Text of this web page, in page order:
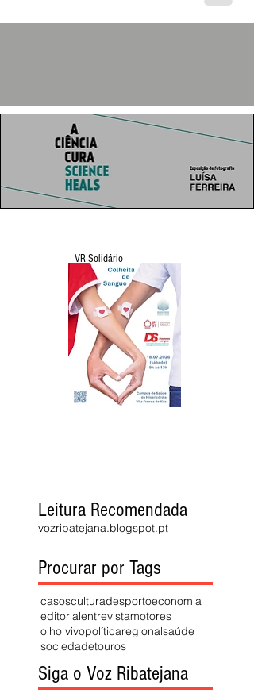
VR Solidário
Leitura Recomendada
vozribatejana.blogspot.pt
Procurar por Tags
casosculturadesportoeconomia
editorialentrevistamotores
olho vivopolíticaregionalsaúde
sociedadetouros
Siga o Voz Ribatejana